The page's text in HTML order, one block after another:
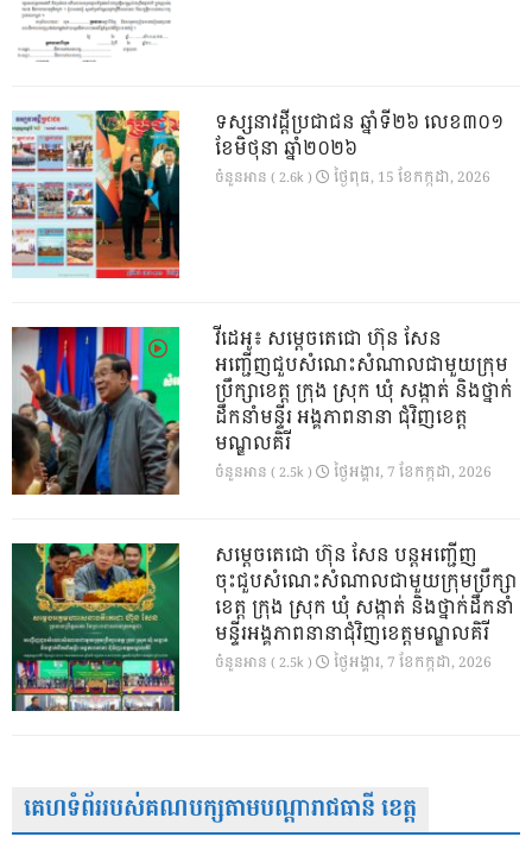
ទស្សនាវដ្ដីប្រជាជន ឆ្នាំទី២៦ លេខ៣០១
ខែមិថុនា ឆ្នាំ២០២៦
ចំនួនអាន ( 2.6k ) ថ្ងៃ​ពុធ, 15 ខែ​កក្កដា, 2026
វីដេអូ៖ សម្តេចតេជោ ហ៊ុន សែន
អញ្ជើញជួបសំណេះសំណាលជាមួយក្រុម
ប្រឹក្សាខេត្ត ក្រុង ស្រុក ឃុំ សង្កាត់ និងថ្នាក់
ដឹកនាំមន្ទីរ អង្គភាពនានា ជុំវិញខេត្ត
មណ្ឌលគិរី
ចំនួនអាន ( 2.5k ) ថ្ងៃ​អង្គារ, 7 ខែ​កក្កដា, 2026
សម្តេចតេជោ ហ៊ុន សែន បន្តអញ្ជើញ
ចុះជួបសំណេះសំណាលជាមួយក្រុមប្រឹក្សា
ខេត្ត ក្រុង ស្រុក ឃុំ សង្កាត់ និងថ្នាក់ដឹកនាំ
មន្ទីរអង្គភាពនានាជុំវិញខេត្តមណ្ឌលគិរី
ចំនួនអាន ( 2.5k ) ថ្ងៃ​អង្គារ, 7 ខែ​កក្កដា, 2026
គេហទំព័ររបស់គណបក្សតាមបណ្តារាជធានី ខេត្ត